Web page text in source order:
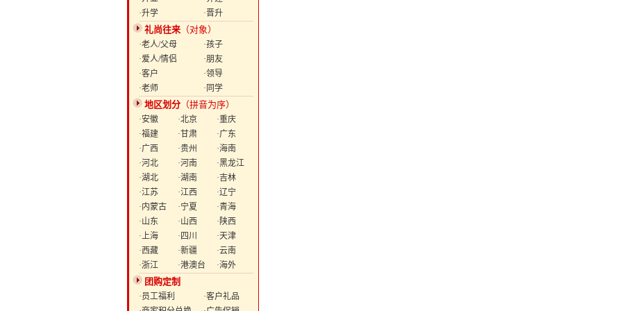
·升学
·晋升
礼尚往来 （对象）
·老人/父母
·孩子
·爱人/情侣
·朋友
·客户
·领导
·老师
·同学
地区划分 （拼音为序）
·安徽 ·北京
·重庆
·福建
·甘肃
·广东
·广西
·贵州
·海南
·河北
·河南
·黑龙江
·湖北
·湖南
·吉林
·江苏
·江西
·辽宁
·内蒙古
·宁夏
·青海
·山东
·山西
·陕西
·上海
·四川
·天津
·西藏
·新疆
·云南
·浙江
·港澳台 ·海外
团购定制
·员工福利
·客户礼品